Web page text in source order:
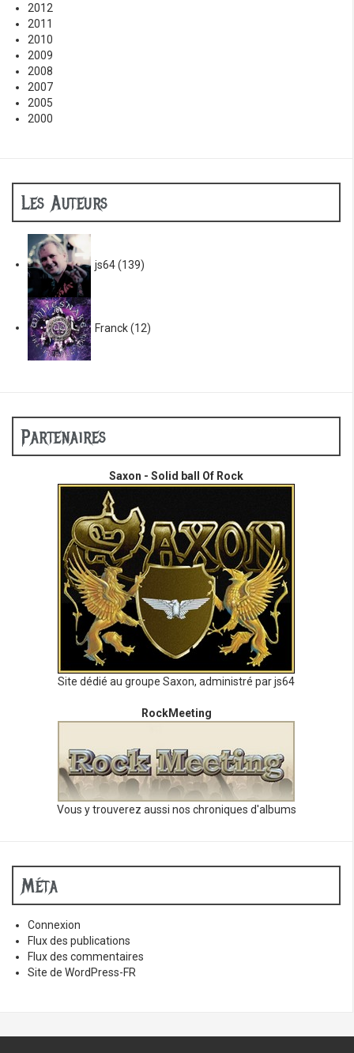
2012
2011
2010
2009
2008
2007
2005
2000
Les Auteurs
js64(139)
Franck(12)
Partenaires
Saxon - Solid ball Of Rock
Site dédié au groupe Saxon, administré par js64
RockMeeting
Vous y trouverez aussi nos chroniques d'albums
Méta
Connexion
Flux des publications
Flux des commentaires
Site de WordPress-FR